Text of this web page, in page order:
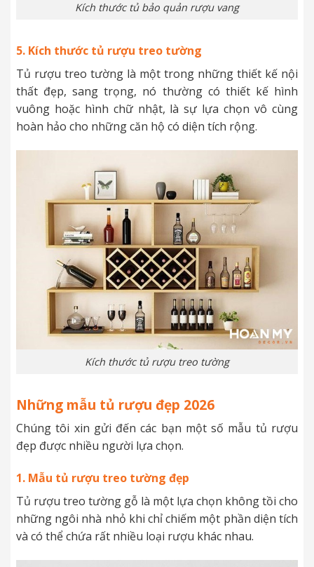
Kích thước tủ bảo quản rượu vang
5. Kích thước tủ rượu treo tường
Tủ rượu treo tường là một trong những thiết kế nội
thất đẹp, sang trọng, nó thường có thiết kế hình
vuông hoặc hình chữ nhật, là sự lựa chọn vô cùng
hoàn hảo cho những căn hộ có diện tích rộng.
Kích thước tủ rượu treo tường
Những mẫu tủ rượu đẹp 2026
Chúng tôi xin gửi đến các bạn một số mẫu tủ rượu
đẹp được nhiều người lựa chọn.
1. Mẫu tủ rượu treo tường đẹp
Tủ rượu treo tường gỗ là một lựa chọn không tồi cho
những ngôi nhà nhỏ khi chỉ chiếm một phần diện tích
và có thể chứa rất nhiều loại rượu khác nhau.